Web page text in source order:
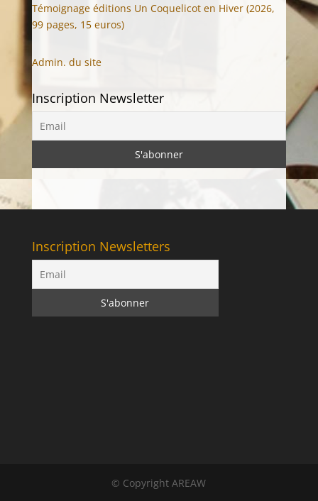
Témoignage éditions Un Coquelicot en Hiver (2026,
99 pages, 15 euros)
Admin. du site
Inscription Newsletter
Inscription Newsletters
© Copyright AREAW